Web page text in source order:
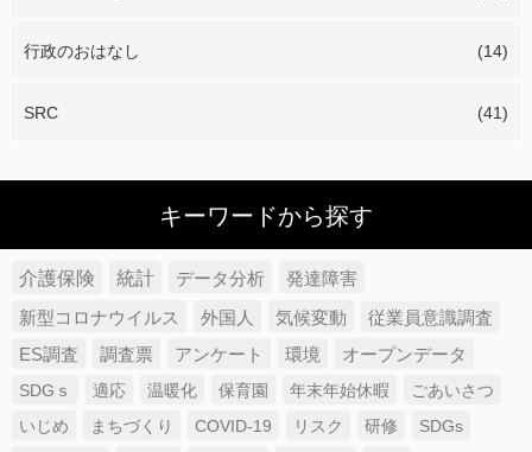
行政のおはなし (14)
SRC (41)
キーワードから探す
介護保険 統計 データ分析
発達障害
新型コロナウイルス
外国人 気候変動
従業員意識調査
ES調査
調査票 アンケート 環境
オープンデータ
SDGｓ
適応 温暖化 保育園 年末年始休暇
ごあいさつ
いじめ
まちづくり COVID-19 リスク 研修
SDGs